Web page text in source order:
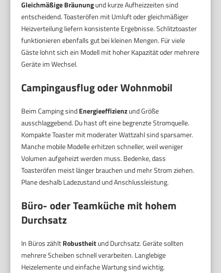
Gleichmäßige Bräunungund kurze Aufheizzeiten sind
entscheidend. Toasteröfen mit Umluft oder gleichmäßiger
Heizverteilung liefern konsistente Ergebnisse. Schlitztoaster
funktionieren ebenfalls gut bei kleinen Mengen. Für viele
Gäste lohnt sich ein Modell mit hoher Kapazität oder mehrere
Geräte im Wechsel.
Campingausflug oder Wohnmobil
Beim Camping sindEnergieeffizienzund Größe
ausschlaggebend. Du hast oft eine begrenzte Stromquelle.
Kompakte Toaster mit moderater Wattzahl sind sparsamer.
Manche mobile Modelle erhitzen schneller, weil weniger
Volumen aufgeheizt werden muss. Bedenke, dass
Toasteröfen meist länger brauchen und mehr Strom ziehen.
Plane deshalb Ladezustand und Anschlussleistung.
Büro- oder Teamküche mit hohem
Durchsatz
In Büros zähltRobustheitund Durchsatz. Geräte sollten
mehrere Scheiben schnell verarbeiten. Langlebige
Heizelemente und einfache Wartung sind wichtig.